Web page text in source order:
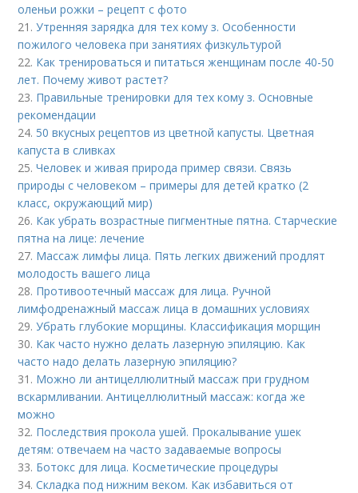
оленьи рожки – рецепт с фото
21.Утренняя зарядка для тех кому з. Особенности
пожилого человека при занятиях физкультурой
22. Как тренироваться и питаться женщинам после 40-50
лет. Почему живот растет?
23. Правильные тренировки для тех кому з. Основные
рекомендации
24. 50 вкусных рецептов из цветной капусты. Цветная
капуста в сливках
25.Человек и живая природа пример связи. Связь
природы с человеком – примеры для детей кратко (2
класс, окружающий мир)
26. Как убрать возрастные пигментные пятна. Старческие
пятна на лице: лечение
27. Массаж лимфы лица. Пять легких движений продлят
молодость вашего лица
28. Противоотечный массаж для лица. Ручной
лимфодренажный массаж лица в домашних условиях
29.Убрать глубокие морщины. Классификация морщин
30. Как часто нужно делать лазерную эпиляцию. Как
часто надо делать лазерную эпиляцию?
31. Можно ли антицеллюлитный массаж при грудном
вскармливании. Антицеллюлитный массаж: когда же
можно
32. Последствия прокола ушей. Прокалывание ушек
детям: отвечаем на часто задаваемые вопросы
33. Ботокс для лица. Косметические процедуры
34.Складка под нижним веком. Как избавиться от